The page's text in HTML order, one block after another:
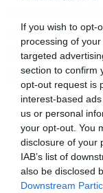
If you wish to opt-
processing of
targeted
section to confirm
opt-out request is
interest-based
us or personal
your opt-out. You
disclosure of your
IAB’s list of
also be disclosed
Downstream
προσωρινής
αφήγημα αυτό
όπως η